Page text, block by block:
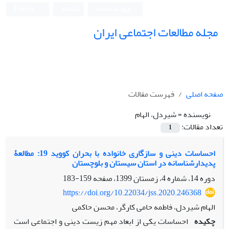
مجله مطالعات اجتماعی ایران
صفحه اصلی
فهرست مقالات
نویسنده =شیردل، الهام
تعداد مقالات:
1
احساسات دینی و سازگاری خانواده با بحران کووید 19: مطالعۀ
پدیدارشناسانه در استان سیستان و بلوچستان
دوره 14، شماره 4، زمستان 1399، صفحه
159-183
https://doi.org/10.22034/jss.2020.246368
الهام شیردل، فاطمه حامی کارگر، محسن حاکمی
چکیده احساسات یکی از ابعاد مهم زیست دینی و اجتماعی است